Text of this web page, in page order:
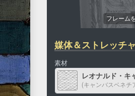
媒体＆ストレッチ
素材
レオナルド・キャ
(キャンバスベネチ